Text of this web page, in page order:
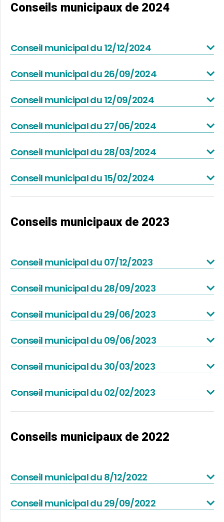
Conseils municipaux de 2024
Conseil municipal du 12/12/2024
Conseil municipal du 26/09/2024
Conseil municipal du 12/09/2024
Conseil municipal du 27/06/2024
Conseil municipal du 28/03/2024
Conseil municipal du 15/02/2024
Conseils municipaux de 2023
Conseil municipal du 07/12/2023
Conseil municipal du 28/09/2023
Conseil municipal du 29/06/2023
Conseil municipal du 09/06/2023
Conseil municipal du 30/03/2023
Conseil municipal du 02/02/2023
Conseils municipaux de 2022
Conseil municipal du 8/12/2022
Conseil municipal du 29/09/2022